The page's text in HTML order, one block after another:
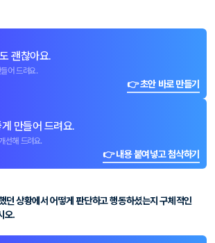
괜찮아요.
어 드려요.
👉 초안 바로 만들기
만들어 드려요.
선해 드려요.
👉 내용 붙여넣고 첨삭하기
던 상황에서 어떻게 판단하고 행동하셨는지 구체적인
오.